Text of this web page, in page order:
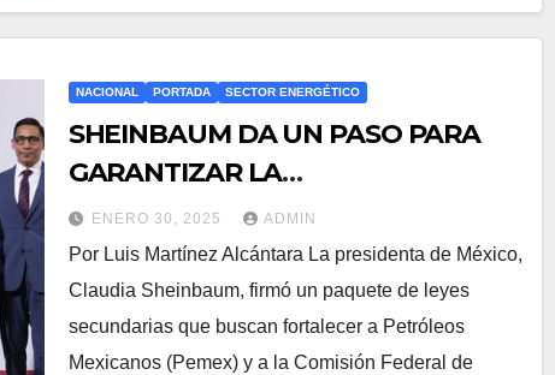
NACIONAL PORTADA SECTOR ENERGÉTICO
SHEINBAUM DA UN PASO PARA
GARANTIZAR LA
AUTOSUFICIENCIA ENERGÉTICA
ENERO 30, 2025 ADMIN
Por Luis Martínez Alcántara La presidenta de México,
Claudia Sheinbaum, firmó un paquete de leyes
secundarias que buscan fortalecer a Petróleos
Mexicanos (Pemex) y a la Comisión Federal de